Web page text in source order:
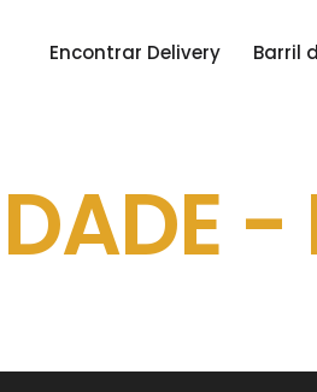
Encontrar Delivery Barril
-